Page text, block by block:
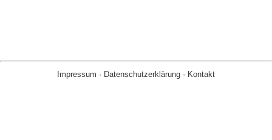
Impressum · Datenschutzerklärung · Kontakt